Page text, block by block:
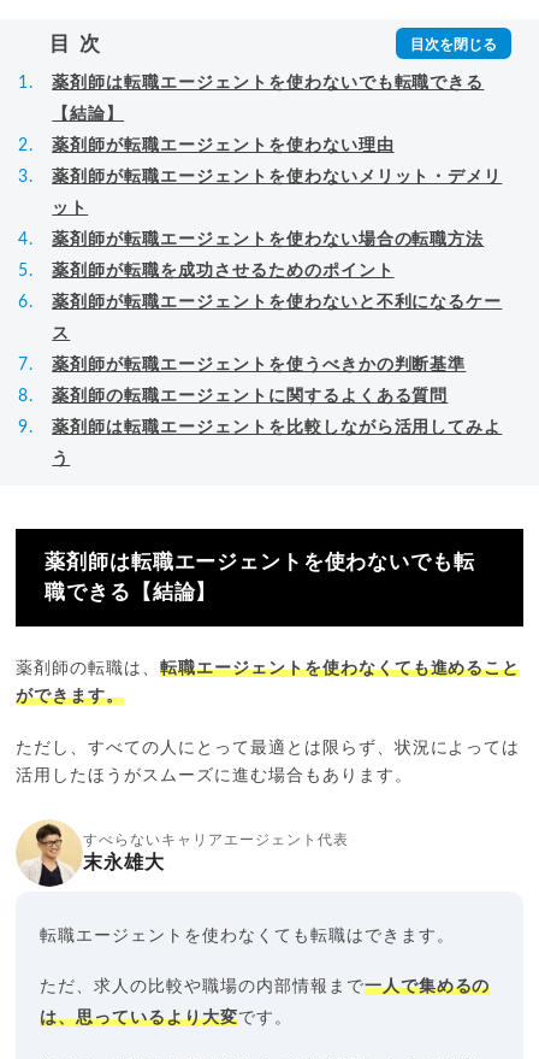
目次
薬剤師は転職エージェントを使わないでも転職できる
【結論】
薬剤師が転職エージェントを使わない理由
薬剤師が転職エージェントを使わないメリット・デメリ
ット
薬剤師が転職エージェントを使わない場合の転職方法
薬剤師が転職を成功させるためのポイント
薬剤師が転職エージェントを使わないと不利になるケー
ス
薬剤師が転職エージェントを使うべきかの判断基準
薬剤師の転職エージェントに関するよくある質問
薬剤師は転職エージェントを比較しながら活用してみよ
う
薬剤師は転職エージェントを使わないでも転
職できる【結論】
薬剤師の転職は、転職エージェントを使わなくても進めること
ができます。
ただし、すべての人にとって最適とは限らず、状況によっては
活用したほうがスムーズに進む場合もあります。
すべらないキャリアエージェント代表
末永雄大
転職エージェントを使わなくても転職はできます。
ただ、求人の比較や職場の内部情報まで一人で集めるの
は、思っているより大変です。